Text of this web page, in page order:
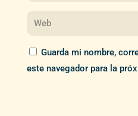
Guarda mi nombre,
este navegador para la